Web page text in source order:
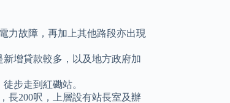
力故障，再加上其他路段亦出現
增貸款較多，以及地方政府加
步走到紅磡站。
長200呎，上層設有站長室及辦